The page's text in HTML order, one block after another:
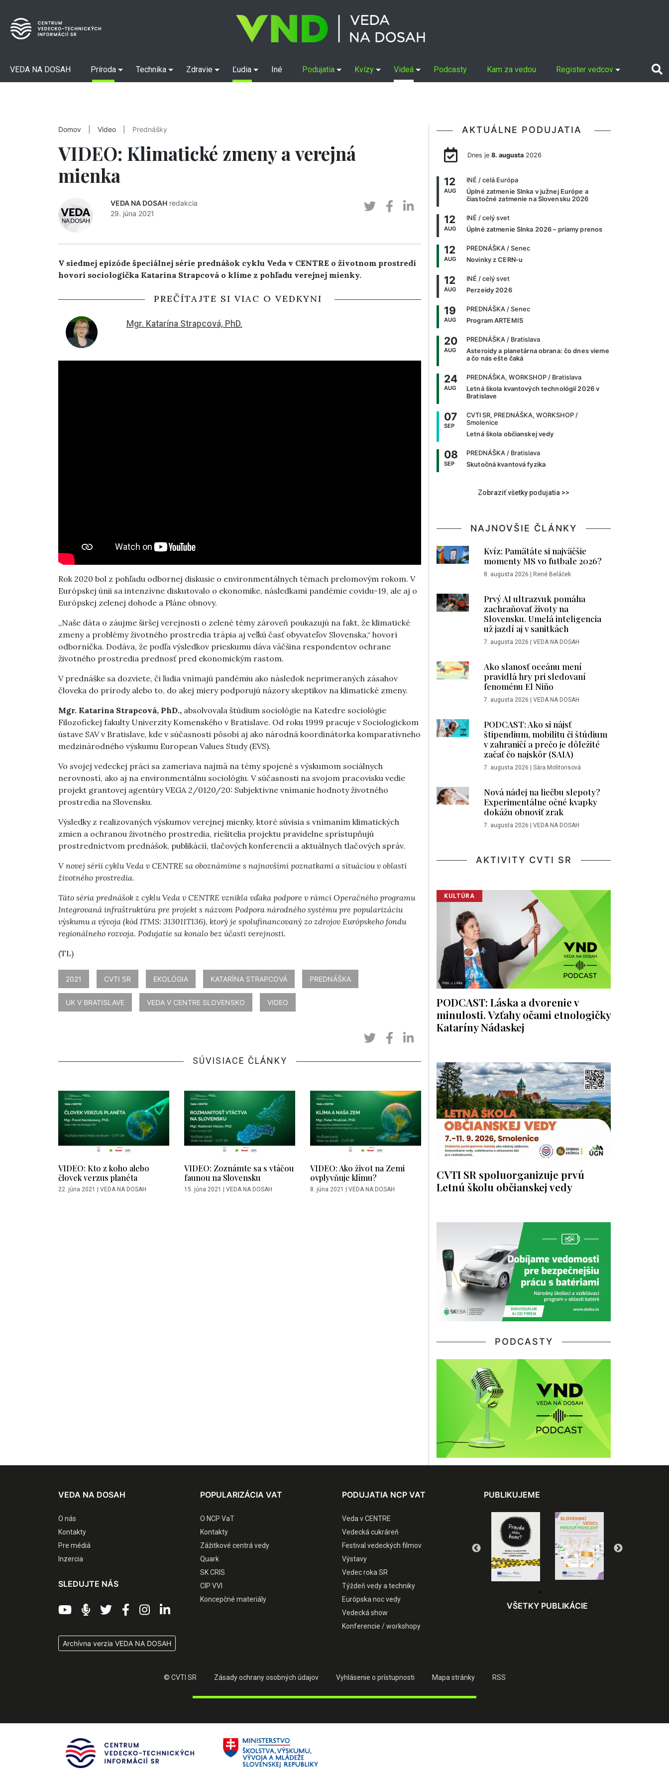
VEDA NA DOSAH Príroda Technika Zdravie Ľudia Iné Podujatia Kvízy Videá Podcasty Kam za vedou Register vedcov
Domov Video Prednášky
VIDEO: Klimatické zmeny a verejná
mienka
VEDA NA DOSAH redakcia
29. júna 2021
V siedmej epizóde špeciálnej série prednášok cyklu Veda v CENTRE o životnom prostredí
hovorí sociologička Katarína Strapcová o klíme z pohľadu verejnej mienky.
PREČÍTAJTE SI VIAC O VEDKYNI
Mgr. Katarína Strapcová, PhD.
Rok 2020 bol z pohľadu odbornej diskusie o environmentálnych témach prelomovým rokom. V
Európskej únii sa intenzívne diskutovalo o ekonomike, následkami pandémie covidu-19, ale aj o
Európskej zelenej dohode a Pláne obnovy.
„Naše dáta o záujme širšej verejnosti o zelené témy zároveň poukazujú na fakt, že klimatické
zmeny a problémy životného prostredia trápia aj veľkú časť obyvateľov Slovenska,“ hovorí
odborníčka. Dodáva, že podľa výsledkov prieskumu dáva väčšina respondentov ochrane
životného prostredia prednosť pred ekonomickým rastom.
V prednáške sa dozviete, či ľudia vnímajú pandémiu ako následok neprimeraných zásahov
človeka do prírody alebo to, do akej miery podporujú názory skeptikov na klimatické zmeny.
Mgr. Katarína Strapcová, PhD., absolvovala štúdium sociológie na Katedre sociológie
Filozofickej fakulty Univerzity Komenského v Bratislave. Od roku 1999 pracuje v Sociologickom
ústave SAV v Bratislave, kde v súčasnosti pôsobí aj ako národná koordinátorka komparatívneho
medzinárodného výskumu European Values Study (EVS).
Vo svojej vedeckej práci sa zameriava najmä na témy spojené s výskumom sociálnych
nerovností, ako aj na environmentálnu sociológiu. V súčasnosti na svojom pracovisku vedie
projekt grantovej agentúry VEGA 2/0120/20: Subjektívne vnímanie hodnoty životného
prostredia na Slovensku.
Výsledky z realizovaných výskumov verejnej mienky, ktoré súvisia s vnímaním klimatických
zmien a ochranou životného prostredia, riešitelia projektu pravidelne sprístupňujú
prostredníctvom prednášok, publikácií, tlačových konferencií a aktuálnych tlačových správ.
V novej sérii cyklu Veda v CENTRE sa oboznámime s najnovšími poznatkami a situáciou v oblasti
životného prostredia.
Táto séria prednášok z cyklu Veda v CENTRE vznikla vďaka podpore v rámci Operačného programu
Integrovaná infraštruktúra pre projekt s názvom Podpora národného systému pre popularizáciu
výskumu a vývoja (kód ITMS: 313011T136), ktorý je spolufinancovaný zo zdrojov Európskeho fondu
regionálneho rozvoja. Podujatie sa konalo bez účasti verejnosti.
(TL)
2021 CVTI SR EKOLÓGIA KATARÍNA STRAPCOVÁ PREDNÁŠKA
UK V BRATISLAVE VEDA V CENTRE SLOVENSKO VIDEO
SÚVISIACE ČLÁNKY
VIDEO: Kto z koho alebo
človek verzus planéta
22. júna 2021 VEDA NA DOSAH
VIDEO: Zoznámte sa s vtáčou
faunou na Slovensku
15. júna 2021 VEDA NA DOSAH
VIDEO: Ako život na Zemi
ovplyvňuje klímu?
8. júna 2021 VEDA NA DOSAH
AKTUÁLNE PODUJATIA
Dnes je 8. augusta2026
12
AUG
INÉ / celá Európa
Úplné zatmenie Slnka v južnej Európe a
čiastočné zatmenie na Slovensku 2026
12
AUG
INÉ / celý svet
Úplné zatmenie Slnka 2026 – priamy prenos
12
AUG
PREDNÁŠKA / Senec
Novinky z CERN-u
12
AUG
INÉ / celý svet
Perzeidy 2026
19
AUG
PREDNÁŠKA / Senec
Program ARTEMIS
20
AUG
PREDNÁŠKA / Bratislava
Asteroidy a planetárna obrana: čo dnes vieme
a čo nás ešte čaká
24
AUG
PREDNÁŠKA, WORKSHOP / Bratislava
Letná škola kvantových technológií 2026 v
Bratislave
07
SEP
CVTI SR, PREDNÁŠKA, WORKSHOP /
Smolenice
Letná škola občianskej vedy
08
SEP
PREDNÁŠKA / Bratislava
Skutočná kvantová fyzika
Zobraziť všetky podujatia >>
NAJNOVŠIE ČLÁNKY
Kvíz: Pamätáte si najväčšie
momenty MS vo futbale 2026?
8. augusta 2026 | René Beláček
Prvý AI ultrazvuk pomáha
zachraňovať životy na
Slovensku. Umelá inteligencia
už jazdí aj v sanitkách
7. augusta 2026 | VEDA NA DOSAH
Ako slanosť oceánu mení
pravidlá hry pri sledovaní
fenoménu El Niño
7. augusta 2026 | VEDA NA DOSAH
PODCAST: Ako si nájsť
štipendium, mobilitu či štúdium
v zahraničí a prečo je dôležité
začať čo najskôr (SAIA)
7. augusta 2026 | Sára Molitorisová
Nová nádej na liečbu slepoty?
Experimentálne očné kvapky
dokážu obnoviť zrak
7. augusta 2026 | VEDA NA DOSAH
AKTIVITY CVTI SR
KULTÚRA
PODCAST: Láska a dvorenie v
minulosti. Vzťahy očami etnologičky
Kataríny Nádaskej
CVTI SR spoluorganizuje prvú
Letnú školu občianskej vedy
PODCASTY
VEDA NA DOSAH
O nás
Kontakty
Pre médiá
Inzercia
SLEDUJTE NÁS
Archívna verzia VEDA NA DOSAH
POPULARIZÁCIA VAT
O NCP VaT
Kontakty
Zážitkové centrá vedy
Quark
SK CRIS
CIP VVI
Koncepčné materiály
PODUJATIA NCP VAT
Veda v CENTRE
Vedecká cukráreň
Festival vedeckých filmov
Výstavy
Vedec roka SR
Týždeň vedy a techniky
Európska noc vedy
Vedecká show
Konferencie / workshopy
PUBLIKUJEME
VŠETKY PUBLIKÁCIE
© CVTI SR Zásady ochrany osobných údajov Vyhlásenie o prístupnosti Mapa stránky RSS